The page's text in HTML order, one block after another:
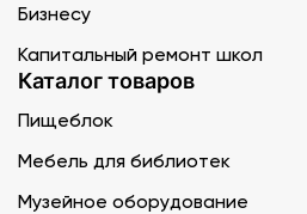
Бизнесу
Капитальный ремонт школ
Каталог товаров
Пищеблок
Мебель для библиотек
Музейное оборудование